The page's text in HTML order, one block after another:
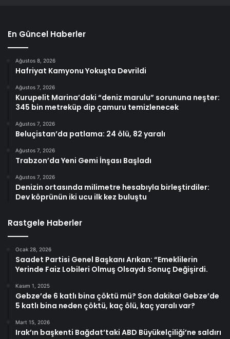
En Güncel Haberler
Ağustos 8, 2026
Hafriyat Kamyonu Yokuşta Devrildi
Ağustos 7, 2026
Kurupelit Marina’daki “deniz marulu” sorununa neşter:
345 bin metreküp dip çamuru temizlenecek
Ağustos 7, 2026
Beluçistan’da patlama: 24 ölü, 82 yaralı
Ağustos 7, 2026
Trabzon’da Yeni Gemi İnşası Başladı
Ağustos 7, 2026
Denizin ortasında milimetre hesabıyla birleştirdiler:
Dev köprünün iki ucu ilk kez buluştu
Rastgele Haberler
Ocak 28, 2026
Saadet Partisi Genel Başkanı Arıkan: “Emeklilerin
Yerinde Faiz Lobileri Olmuş Olsaydı Sonuç Değişirdi.
Kasım 1, 2025
Gebze’de 6 katlı bina çöktü mü? Son dakika! Gebze’de
5 katlı bina neden çöktü, kaç ölü, kaç yaralı var?
Mart 15, 2026
Irak’ın başkenti Bağdat’taki ABD Büyükelçiliği’ne saldırı